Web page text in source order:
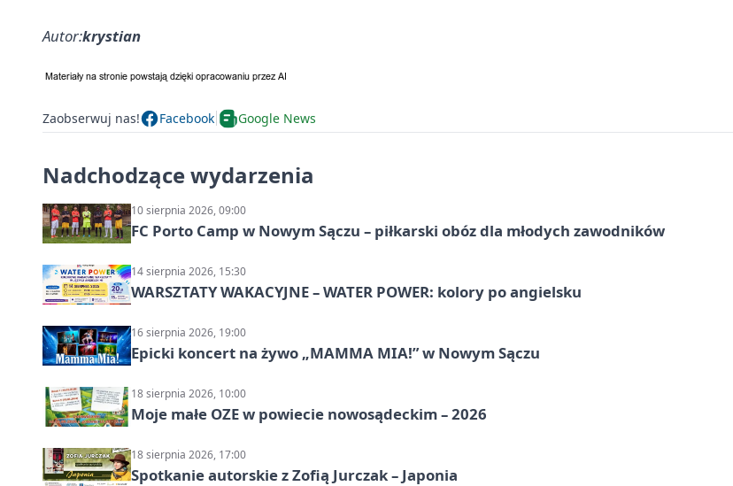
Autor:krystian
Zaobserwuj nas! Facebook Google News
Nadchodzące wydarzenia
10 sierpnia 2026, 09:00
FC Porto Camp w Nowym Sączu – piłkarski obóz dla młodych zawodników
14 sierpnia 2026, 15:30
WARSZTATY WAKACYJNE – WATER POWER: kolory po angielsku
16 sierpnia 2026, 19:00
Epicki koncert na żywo „MAMMA MIA!” w Nowym Sączu
18 sierpnia 2026, 10:00
Moje małe OZE w powiecie nowosądeckim – 2026
18 sierpnia 2026, 17:00
Spotkanie autorskie z Zofią Jurczak – Japonia